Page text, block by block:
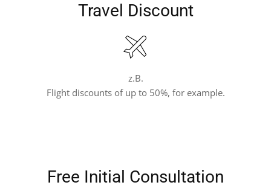
Travel Discount
z.B.
Flight discounts of up to 50%, for example.
Free Initial Consultation